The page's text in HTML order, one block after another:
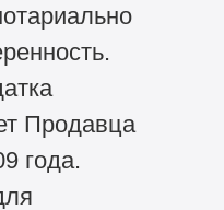
Продавца
года.